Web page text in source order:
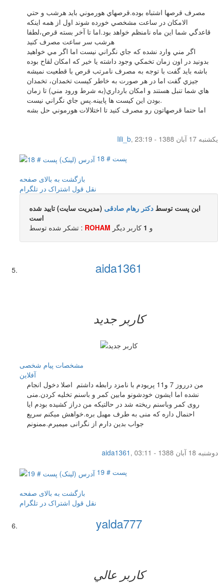
مصرف قرصها اشتباه بوده.قرصهاي هورموني بايد هرشب و حتي
الامكان در ساعت مشخصي خورده شوند اول از همه اينكه
قاعدگي شما اين ماه نامنظم خواهد بود.اما تا آخر بسته قرص،لطفا
هرشب سر ساعت مصرف كنيد
اگر مني وارد نشده كه جاي نگراني نيست اما اگر مي خواهيد
بدونيد در اون زمان تخمكي وجود داشته يا خير كه امكان لقاح بوده
باشه بايد گفت با توجه به مصرف نامرتب قرص با قطعيت نميشه
جيزي گفت اما در هر صورت به خاطر كيست تخمدان، تخمدان
هاي شما تنبل هستند و امكان بارداري(به شرط ورود مني) تا زمان
بودن اين كيست ها پايينه.پس جاي نگراني نيست.
اما حتما قرصهاتون رو مصرف كنيد تا اختلالات هورموني حل بشه
lili_b,
یکشنبه 17 آبان 1388 - 23:19
پست # 18
بازگشت به بالای صفحه
نقل قول اشتراک در تلگرام
این پست توسط دکتر رهام صادقی (مدیریت سایت) تایید شده
است
تشکر شده توسط : ROHAM و 1 کاربر ديگر
aida1361
کاربر جدید
مشخصات پیام شخصی
آفلاين
من درروز 7 و11 پریودم با نامزد رابطه داشتم اصلا دخول انجام
نشده اما ایشون خودشونو مابین کمر و باسنم تخلیه کردن.منی
روی کمر وباسنم ریخته شد در حالتیکه من دراز کشیده بودم ایا
احنمال داره که منی به طرف مهبل بره.خواهش میکنم سریع
جواب بدین دارم از نگرانی میمیرم.ممنونم
aida1361 ,
دوشنبه 18 آبان 1388 - 03:11
پست # 19
بازگشت به بالای صفحه
نقل قول اشتراک در تلگرام
yalda777
کاربر عالي